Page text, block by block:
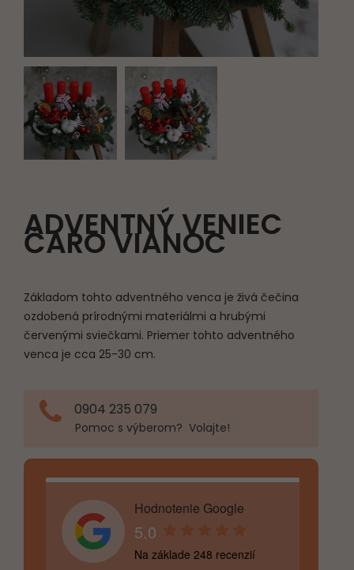
ADVENTNÝ VENIEC
ČARO VIANOC
Základom tohto adventného venca je živá čečina
ozdobená prírodnými materiálmi a hrubými
červenými sviečkami. Priemer tohto adventného
venca je cca 25-30 cm.
0904 235 079
Pomoc s výberom? Volajte!
Hodnotenie Google
5.0
Na základe 248 recenzií